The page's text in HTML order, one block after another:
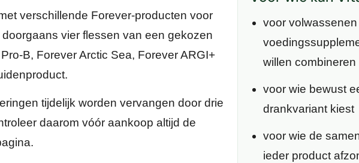
verschillende Forever-producten voor
vier flessen van een gekozen
B, Forever Arctic Sea, Forever ARGI+
tijdelijk worden vervangen door drie
daarom vóór aankoop altijd de
voor
willen combineren
voor wie bewust
drankvariant kiest
voor wie de
ieder product